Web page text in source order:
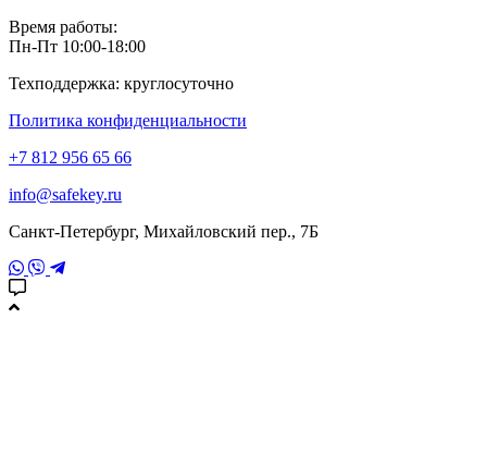
Время работы:
Пн-Пт 10:00-18:00
Техподдержка: круглосуточно
Политика конфиденциальности
+7 812 956 65 66
info@safekey.ru
Санкт-Петербург, Михайловский пер., 7Б